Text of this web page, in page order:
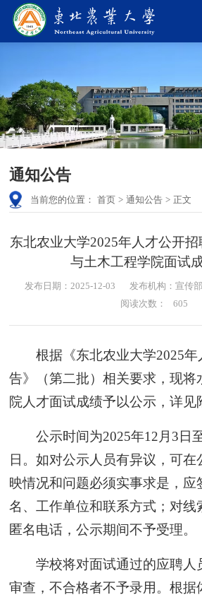
通知公告
当前您的位置： 首页 > 通知公告 > 正文
东北农业大学2025年人才公开招
与土木工程学院面试
发布日期：2025-12-03 发布机构：宣传部
阅读次数：
605
根据《东北农业大学2025
告》（第二批）相关要求，现将
院人才面试成绩予以公示，详见
公示时间为2025年12月3日
日。如对公示人员有异议，可在
映情况和问题必须实事求是，应
名、工作单位和联系方式；对线
匿名电话，公示期间不予受理。
学校将对面试通过的应聘人
审查，不合格者不予录用。根据